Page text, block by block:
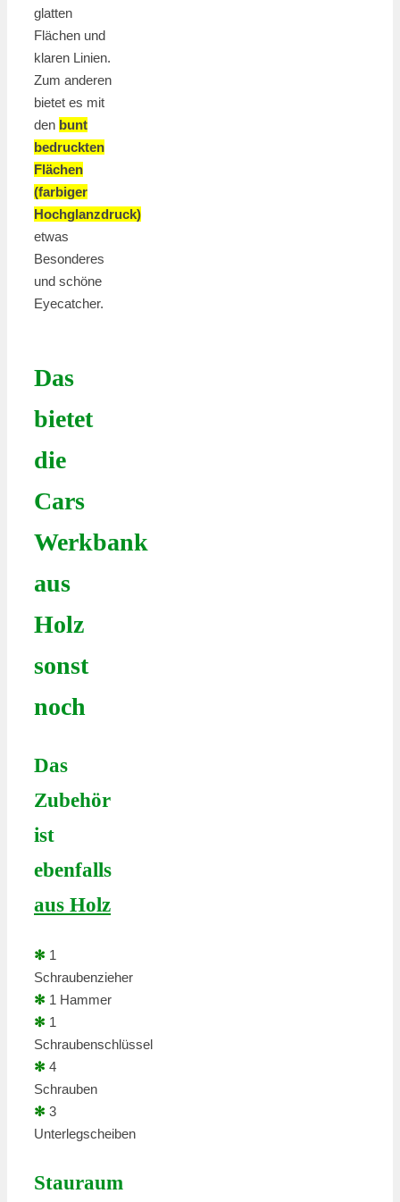
glatten
Flächen und
klaren Linien.
Zum anderen
bietet es mit
den bunt
bedruckten
Flächen
(farbiger
Hochglanzdruck)
etwas
Besonderes
und schöne
Eyecatcher.
Das
bietet
die
Cars
Werkbank
aus
Holz
sonst
noch
Das
Zubehör
ist
ebenfalls
aus Holz
✻ 1
Schraubenzieher
✻ 1 Hammer
✻ 1
Schraubenschlüssel
✻ 4
Schrauben
✻ 3
Unterlegscheiben
Stauraum